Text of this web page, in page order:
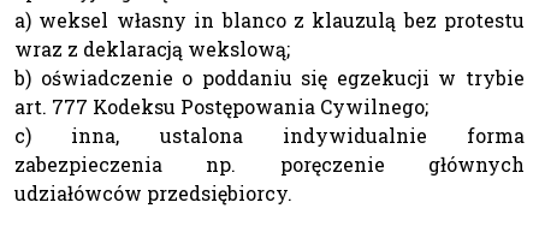
a) weksel własny in blanco z klauzulą bez protestu
wraz z deklaracją wekslową;
b) oświadczenie o poddaniu się egzekucji w trybie
art. 777 Kodeksu Postępowania Cywilnego;
c) inna, ustalona indywidualnie forma
zabezpieczenia np. poręczenie głównych
udziałówców przedsiębiorcy.